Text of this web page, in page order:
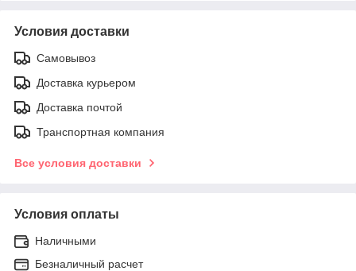
Условия доставки
Самовывоз
Доставка курьером
Доставка почтой
Транспортная компания
Все условия доставки
Условия оплаты
Наличными
Безналичный расчет